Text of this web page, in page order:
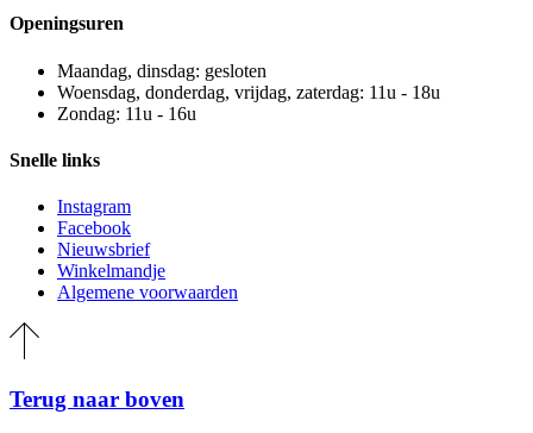
Openingsuren
Maandag, dinsdag: gesloten
Woensdag, donderdag, vrijdag, zaterdag: 11u - 18u
Zondag: 11u - 16u
Snelle links
Instagram
Facebook
Nieuwsbrief
Winkelmandje
Algemene voorwaarden
Terug naar boven